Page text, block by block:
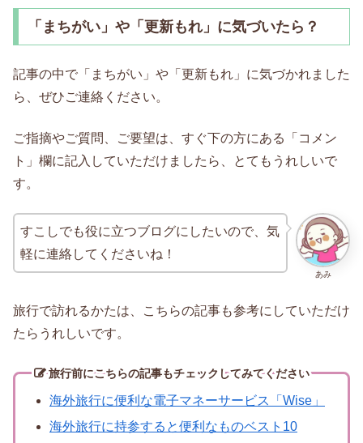
「まちがい」や「更新もれ」に気づいたら？
記事の中で「まちがい」や「更新もれ」に気づかれました
ら、ぜひご連絡ください。
ご指摘やご質問、ご要望は、すぐ下の方にある「コメン
ト」欄に記入していただけましたら、とてもうれしいで
す。
あみ
すこしでも役に立つブログにしたいので、気
軽に連絡してくださいね！
旅行で訪れるかたは、こちらの記事も参考にしていただけ
たらうれしいです。
旅行前にこちらの記事もチェックしてみてください
海外旅行に便利な電子マネーサービス「Wise」
海外旅行に持参すると便利なものベスト10